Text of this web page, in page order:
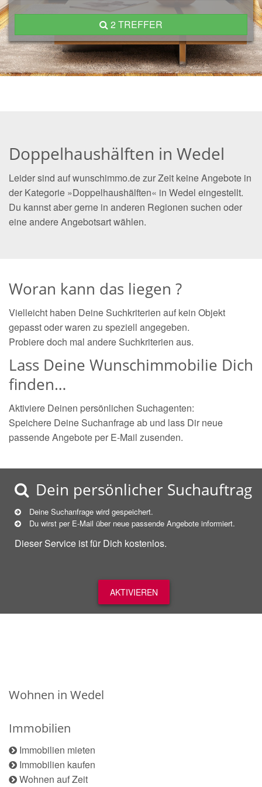
2 TREFFER
Doppelhaushälften in Wedel
Leider sind auf wunschimmo.de zur Zeit keine Angebote in
der Kategorie »Doppelhaushälften« in Wedel eingestellt.
Du kannst aber gerne in anderen Regionen suchen oder
eine andere Angebotsart wählen.
Woran kann das liegen ?
Vielleicht haben Deine Suchkriterien auf kein Objekt
gepasst oder waren zu speziell angegeben.
Probiere doch mal andere Suchkriterien aus.
Lass Deine Wunschimmobilie Dich
finden…
Aktiviere Deinen persönlichen Suchagenten:
Speichere Deine Suchanfrage ab und lass Dir neue
passende Angebote per E-Mail zusenden.
Dein persönlicher Suchauftrag
Deine Suchanfrage wird gespeichert.
Du wirst per E-Mail über neue passende Angebote informiert.
Dieser Service ist für Dich kostenlos.
AKTIVIEREN
Wohnen in Wedel
Immobilien
Immobilien mieten
Immobilien kaufen
Wohnen auf Zeit